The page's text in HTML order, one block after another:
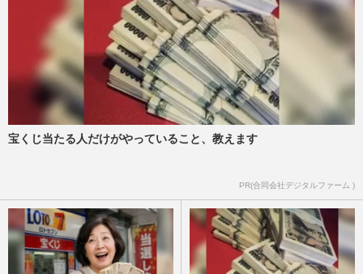
宝くじ当たる人だけがやっていること、教えます
PR(合同会社デジタルファーム )